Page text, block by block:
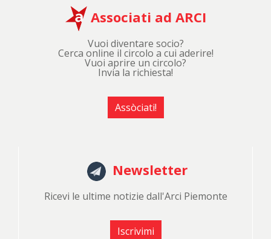
Associati ad ARCI
Vuoi diventare socio?
Cerca online il circolo a cui aderire!
Vuoi aprire un circolo?
Invia la richiesta!
Assòciati!
Newsletter
Ricevi le ultime notizie dall'Arci Piemonte
Iscrivimi